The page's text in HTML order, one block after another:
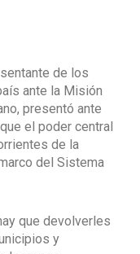
de los
ante la Misión
presentó ante
el poder central
de la
del Sistema
que devolverles
y